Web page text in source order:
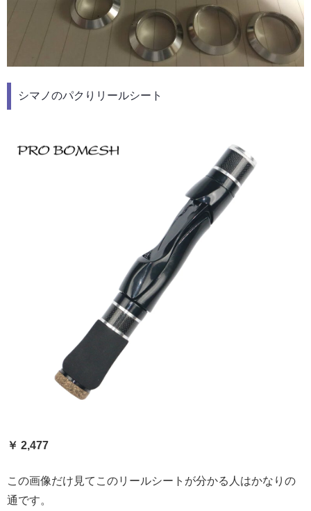
シマノのパクりリールシート
￥ 2,477
この画像だけ見てこのリールシートが分かる人はかなりの
通です。